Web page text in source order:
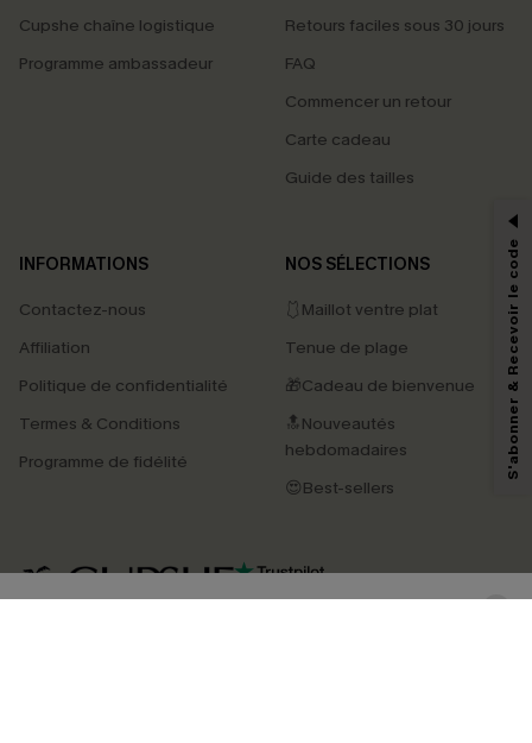
Cupshe chaîne logistique
Programme ambassadeur
Retours faciles sous 30 jours
FAQ
Commencer un retour
Carte cadeau
Guide des tailles
INFORMATIONS
Contactez-nous
Affiliation
Politique de confidentialité
Termes & Conditions
Programme de fidélité
NOS SÉLECTIONS
🩱Maillot ventre plat
Tenue de plage
🎁Cadeau de bienvenue
🔝Nouveautés
hebdomadaires
😍Best-sellers
4.3
PROFITEZ DE -15%
marketing (y compris du contenu généré par l'IA) de Cupshe et
pouvons utiliser les données collectées sur notre site ainsi que des
savoir si ceux-ci ont été ouverts, de mesurer votre engagement, de
personnaliser nos contenus et nos offres, et de vous recommander des
produits susceptibles de vous intéresser, conformément à notre
Politique de
. Vous pouvez vous désabonner à tout moment.
S'abonner & Recevoir le code